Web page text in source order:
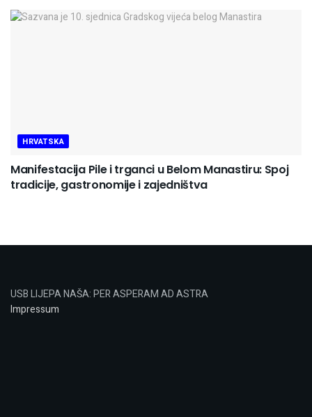
HRVATSKA
Manifestacija Pile i trganci u Belom Manastiru: Spoj
tradicije, gastronomije i zajedništva
USB LIJEPA NAŠA: PER ASPERAM AD ASTRA
Impressum